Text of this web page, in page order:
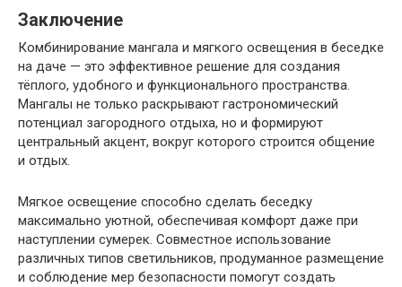
Заключение
Комбинирование мангала и мягкого освещения в беседке
на даче — это эффективное решение для создания
тёплого, удобного и функционального пространства.
Мангалы не только раскрывают гастрономический
потенциал загородного отдыха, но и формируют
центральный акцент, вокруг которого строится общение
и отдых.
Мягкое освещение способно сделать беседку
максимально уютной, обеспечивая комфорт даже при
наступлении сумерек. Совместное использование
различных типов светильников, продуманное размещение
и соблюдение мер безопасности помогут создать